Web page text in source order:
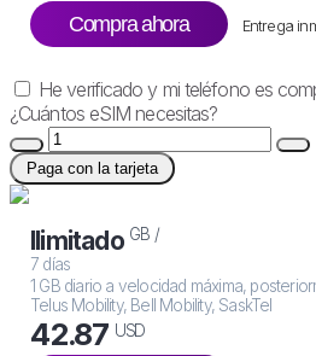
Compra ahora Entrega
He verificado y mi teléfono es
¿Cuántos eSIM necesitas?
Paga con la tarjeta
Ilimitado GB /
7 días
1 GB diario a velocidad máxima,
Telus Mobility, Bell Mobility, SaskTel
42.87 USD